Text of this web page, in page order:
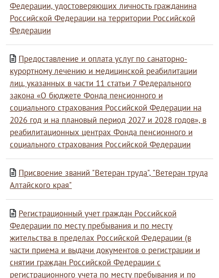
Федерации, удостоверяющих личность гражданина
Российской Федерации на территории Российской
Федерации
Предоставление и оплата услуг по санаторно-
курортному лечению и медицинской реабилитации
лиц, указанных в части 11 статьи 7 Федерального
закона «О бюджете Фонда пенсионного и
социального страхования Российской Федерации на
2026 год и на плановый период 2027 и 2028 годов», в
реабилитационных центрах Фонда пенсионного и
социального страхования Российской Федерации
Присвоение званий "Ветеран труда", "Ветеран труда
Алтайского края"
Регистрационный учет граждан Российской
Федерации по месту пребывания и по месту
жительства в пределах Российской Федерации (в
части приема и выдачи документов о регистрации и
снятии граждан Российской Федерации с
регистрационного учета по месту пребывания и по